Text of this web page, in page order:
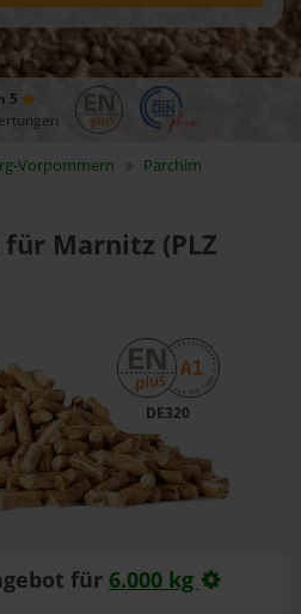
5
Vorpommern
Parchim
Marnitz (PLZ
DE320
für 6.000 kg